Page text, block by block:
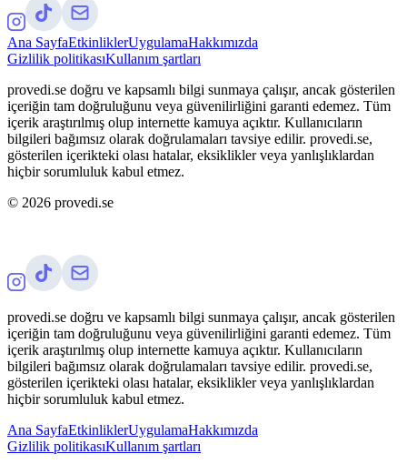
Ana SayfaEtkinliklerUygulamaHakkımızda
Gizlilik politikasıKullanım şartları
provedi.se doğru ve kapsamlı bilgi sunmaya çalışır, ancak gösterilen
içeriğin tam doğruluğunu veya güvenilirliğini garanti edemez. Tüm
içerik araştırılmış olup internette kamuya açıktır. Kullanıcıların
bilgileri bağımsız olarak doğrulamaları tavsiye edilir. provedi.se,
gösterilen içerikteki olası hatalar, eksiklikler veya yanlışlıklardan
hiçbir sorumluluk kabul etmez.
© 2026 provedi.se
provedi.se doğru ve kapsamlı bilgi sunmaya çalışır, ancak gösterilen
içeriğin tam doğruluğunu veya güvenilirliğini garanti edemez. Tüm
içerik araştırılmış olup internette kamuya açıktır. Kullanıcıların
bilgileri bağımsız olarak doğrulamaları tavsiye edilir. provedi.se,
gösterilen içerikteki olası hatalar, eksiklikler veya yanlışlıklardan
hiçbir sorumluluk kabul etmez.
Ana SayfaEtkinliklerUygulamaHakkımızda
Gizlilik politikasıKullanım şartları